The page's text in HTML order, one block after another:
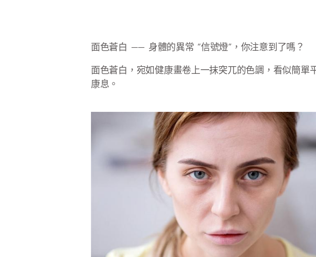
面色蒼白 —— 身體的異常 “信號燈”，你注意到了嗎？
面色蒼白，宛如健康畫卷上一抹突兀的色調，看似簡
康息。